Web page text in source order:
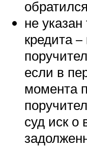
не
кредита
если в
момента
суд иск о